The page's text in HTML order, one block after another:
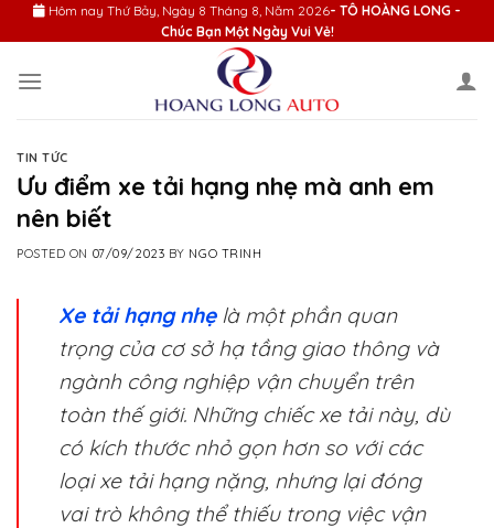
to
Hôm nay Thứ Bảy, Ngày 8 Tháng 8, Năm 2026- TÔ HOÀNG LONG -
Chúc Bạn Một Ngày Vui Vẻ!
TIN TỨC
Ưu điểm xe tải hạng nhẹ mà anh em
nên biết
POSTED ON 07/09/2023 BY NGO TRINH
Xe tải hạng nhẹlà một phần quan
trọng của cơ sở hạ tầng giao thông và
ngành công nghiệp vận chuyển trên
toàn thế giới. Những chiếc xe tải này, dù
có kích thước nhỏ gọn hơn so với các
loại xe tải hạng nặng, nhưng lại đóng
vai trò không thể thiếu trong việc vận